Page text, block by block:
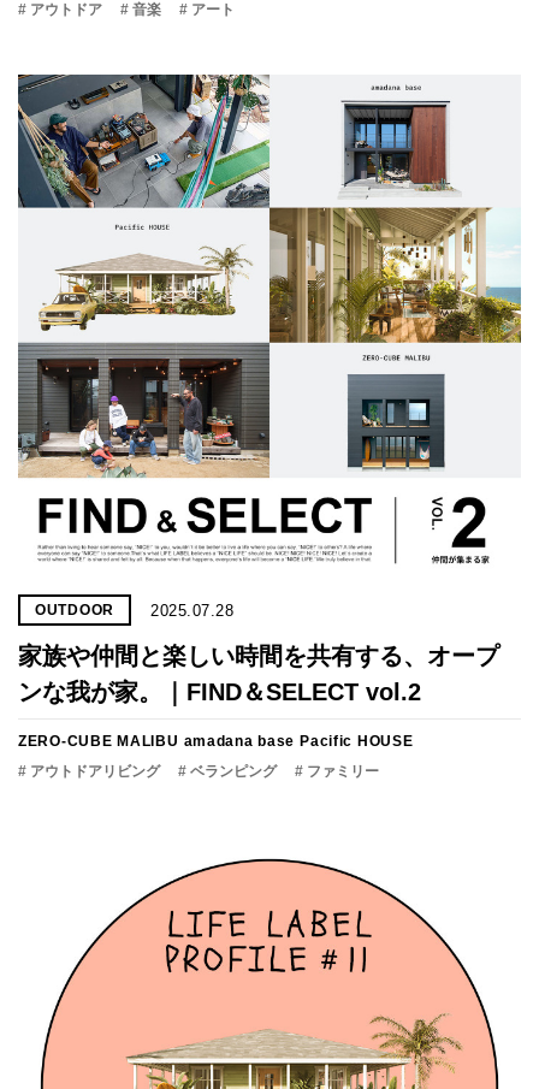
# アウトドア
# 音楽 # アート
OUTDOOR 2025.07.28
家族や仲間と楽しい時間を共有する、オープ
ンな我が家。｜FIND＆SELECT vol.2
ZERO-CUBE MALIBU amadana base Pacific HOUSE
# アウトドアリビング
# ベランピング # ファミリー